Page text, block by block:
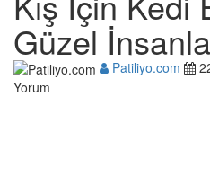
Güzel
Patiliyo.com
Yorum